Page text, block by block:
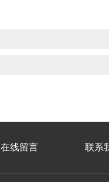
在线留言 联系